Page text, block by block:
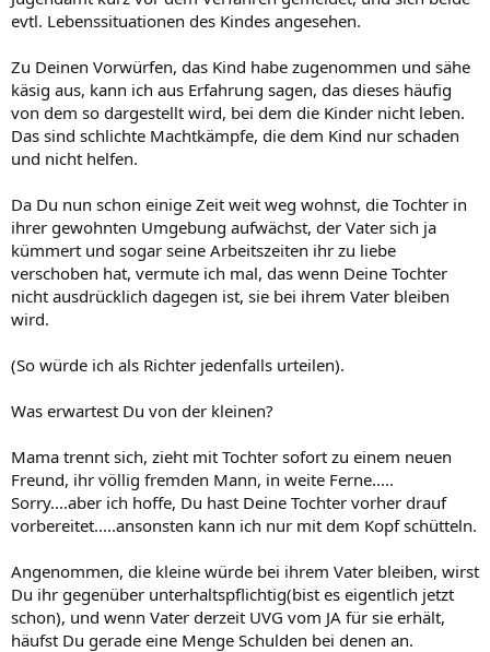
evtl. Lebenssituationen des Kindes angesehen.
Zu Deinen Vorwürfen, das Kind habe zugenommen und sähe
käsig aus, kann ich aus Erfahrung sagen, das dieses häufig
von dem so dargestellt wird, bei dem die Kinder nicht leben.
Das sind schlichte Machtkämpfe, die dem Kind nur schaden
und nicht helfen.
Da Du nun schon einige Zeit weit weg wohnst, die Tochter in
ihrer gewohnten Umgebung aufwächst, der Vater sich ja
kümmert und sogar seine Arbeitszeiten ihr zu liebe
verschoben hat, vermute ich mal, das wenn Deine Tochter
nicht ausdrücklich dagegen ist, sie bei ihrem Vater bleiben
wird.
(So würde ich als Richter jedenfalls urteilen).
Was erwartest Du von der kleinen?
Mama trennt sich, zieht mit Tochter sofort zu einem neuen
Freund, ihr völlig fremden Mann, in weite Ferne.....
Sorry....aber ich hoffe, Du hast Deine Tochter vorher drauf
vorbereitet.....ansonsten kann ich nur mit dem Kopf schütteln.
Angenommen, die kleine würde bei ihrem Vater bleiben, wirst
Du ihr gegenüber unterhaltspflichtig(bist es eigentlich jetzt
schon), und wenn Vater derzeit UVG vom JA für sie erhält,
häufst Du gerade eine Menge Schulden bei denen an.